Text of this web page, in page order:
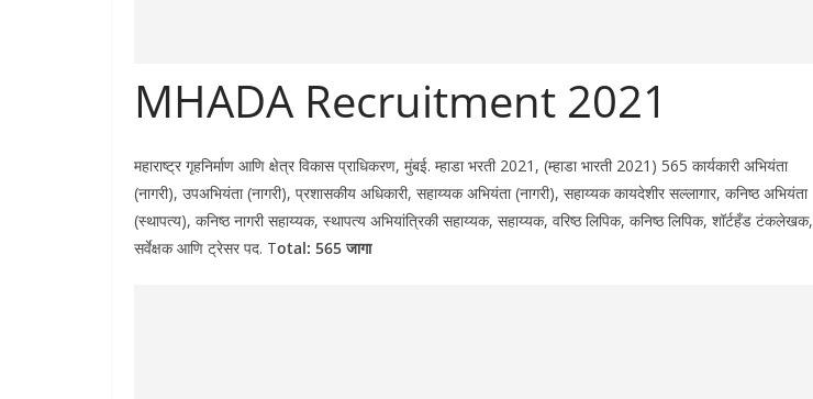
MHADA Recruitment 2021
महाराष्ट्र गृहनिर्माण आणि क्षेत्र विकास प्राधिकरण, मुंबई. म्हाडा भरती 2021, (म्हाडा भारती 2021) 565 कार्यकारी अभियंता
(नागरी), उपअभियंता (नागरी), प्रशासकीय अधिकारी, सहाय्यक अभियंता (नागरी), सहाय्यक कायदेशीर सल्लागार, कनिष्ठ अभियंता
(स्थापत्य), कनिष्ठ नागरी सहाय्यक, स्थापत्य अभियांत्रिकी सहाय्यक, सहाय्यक, वरिष्ठ लिपिक, कनिष्ठ लिपिक, शॉर्टहँड टंकलेखक,
सर्वेक्षक आणि ट्रेसर पद. Total: 565 जागा